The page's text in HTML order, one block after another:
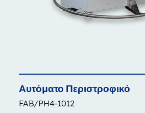
Αυτόματο Περιστροφικό
FAB/PH4-1012